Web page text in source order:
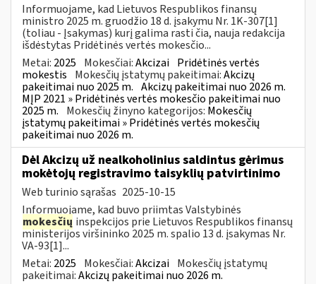
Informuojame, kad Lietuvos Respublikos finansų
ministro 2025 m. gruodžio 18 d. įsakymu Nr. 1K-307[1]
(toliau - Įsakymas) kurį galima rasti čia, nauja redakcija
išdėstytas Pridėtinės vertės mokesčio...
Metai: 2025 Mokesčiai:Akcizai Pridėtinės vertės
mokestis Mokesčių įstatymų pakeitimai:Akcizų
pakeitimai nuo 2025 m. Akcizų pakeitimai nuo 2026 m.
MĮP 2021 » Pridėtinės vertės mokesčio pakeitimai nuo
2025 m. Mokesčių žinyno kategorijos: Mokesčių
įstatymų pakeitimai » Pridėtinės vertės mokesčių
pakeitimai nuo 2026 m.
Dėl Akcizų už nealkoholinius saldintus gėrimus
mokėtojų registravimo taisyklių patvirtinimo
Web turinio sąrašas 2025-10-15
Informuojame, kad buvo priimtas Valstybinės
mokesčių inspekcijos prie Lietuvos Respublikos finansų
ministerijos viršininko 2025 m. spalio 13 d. įsakymas Nr.
VA-93[1]...
Metai: 2025 Mokesčiai:Akcizai Mokesčių įstatymų
pakeitimai:Akcizų pakeitimai nuo 2026 m.